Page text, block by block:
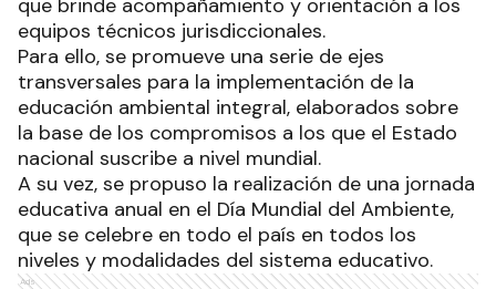
que brinde acompañamiento y orientación a los
equipos técnicos jurisdiccionales.
Para ello, se promueve una serie de ejes
transversales para la implementación de la
educación ambiental integral, elaborados sobre
la base de los compromisos a los que el Estado
nacional suscribe a nivel mundial.
A su vez, se propuso la realización de una jornada
educativa anual en el Día Mundial del Ambiente,
que se celebre en todo el país en todos los
niveles y modalidades del sistema educativo.
Ads